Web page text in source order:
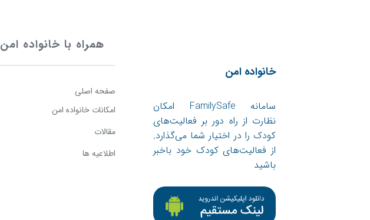
خانواده امن
سامانه FamilySafe امکان
نظارت از راه دور بر فعالیت‌های
کودک را در اختیار شما می‌گذارد.
از فعالیت‌های کودک خود باخبر
باشید
همراه با خانواده امن
صفحه اصلی
امکانات خانواده امن
مقالات
اطلاعیه ها